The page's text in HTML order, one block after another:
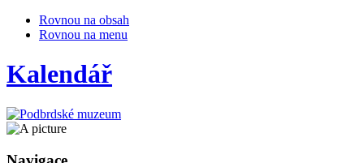
Rovnou na obsah
Rovnou na menu
Kalendář